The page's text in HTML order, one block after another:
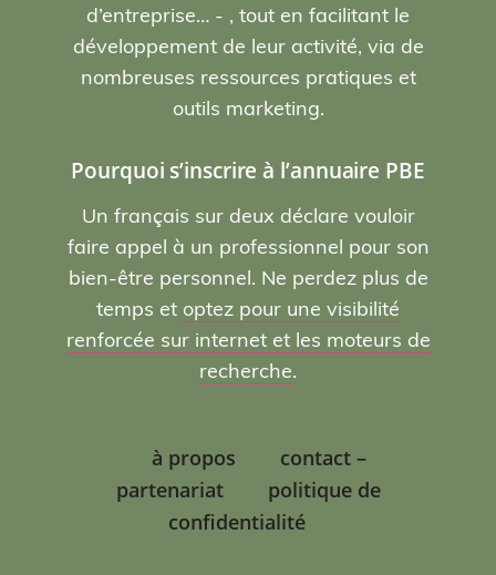
d’entreprise… - , tout en facilitant le
développement de leur activité, via de
nombreuses ressources pratiques et
outils marketing.
Pourquoi s’inscrire à l’annuaire PBE
Un français sur deux déclare vouloir
faire appel à un professionnel pour son
bien-être personnel. Ne perdez plus de
temps et optez pour une visibilité
renforcée sur internet et les moteurs de
recherche.
à propos
contact –
partenariat
politique de
confidentialité